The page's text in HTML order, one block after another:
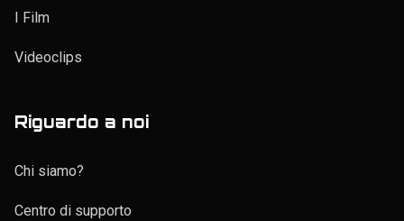
I Film
Videoclips
Riguardo a noi
Chi siamo?
Centro di supporto